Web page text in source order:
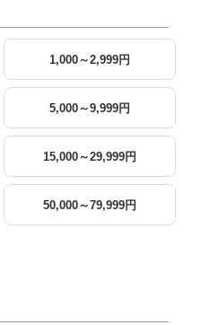
1,000～2,999円
5,000～9,999円
15,000～29,999円
50,000～79,999円